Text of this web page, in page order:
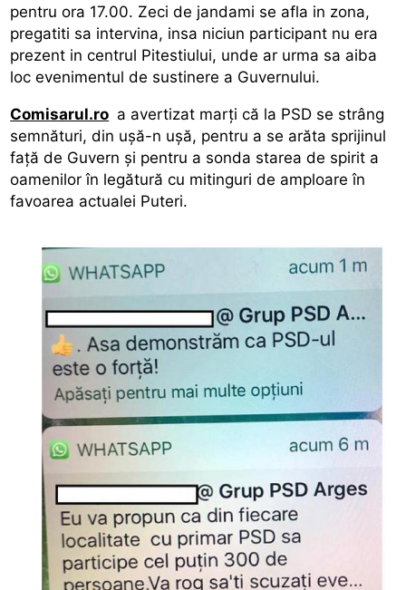
pentru ora 17.00. Zeci de jandami se afla in zona,
pregatiti sa intervina, insa niciun participant nu era
prezent in centrul Pitestiului, unde ar urma sa aiba
loc evenimentul de sustinere a Guvernului.
Comisarul.ro a avertizat marți că la PSD se strâng
semnături, din ușă-n ușă, pentru a se arăta sprijinul
față de Guvern și pentru a sonda starea de spirit a
oamenilor în legătură cu mitinguri de amploare în
favoarea actualei Puteri.